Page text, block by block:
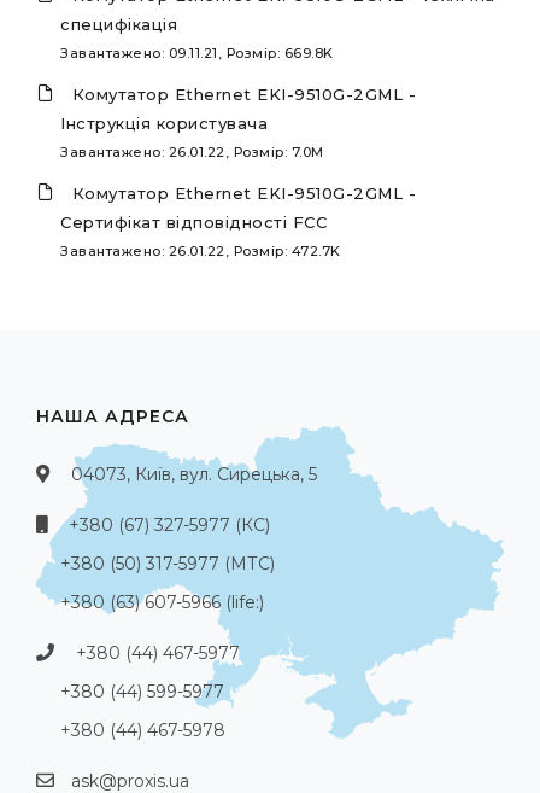
специфікація
Завантажено: 09.11.21, Розмір: 669.8K
Комутатор Ethernet EKI-9510G-2GML -
Інструкція користувача
Завантажено: 26.01.22, Розмір: 7.0M
Комутатор Ethernet EKI-9510G-2GML -
Cертифікат відповідності FCC
Завантажено: 26.01.22, Розмір: 472.7K
НАША АДРЕСА
04073, Київ, вул. Сирецька, 5
+380 (67) 327-5977 (КС)
+380 (50) 317-5977 (МТС)
+380 (63) 607-5966 (life:)
+380 (44) 467-5977
+380 (44) 599-5977
+380 (44) 467-5978
ask@proxis.ua